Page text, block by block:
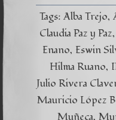
Tags: Alba Trejo
Claudia Paz y Paz
Enano Eswin
Hilma Ruano
Julio Rivera
Mauricio López
Muñeca